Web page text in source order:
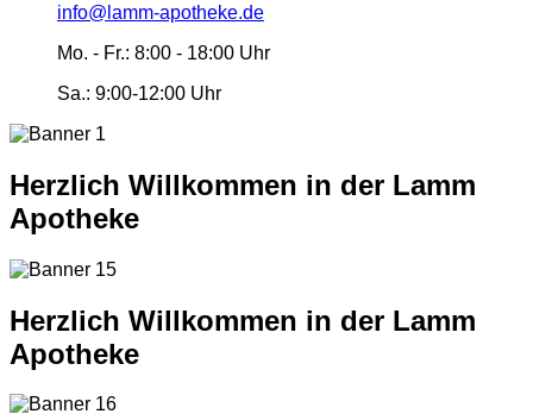
info@lamm-apotheke.de
Mo. - Fr.: 8:00 - 18:00 Uhr
Sa.: 9:00-12:00 Uhr
Herzlich Willkommen in der Lamm
Apotheke
Herzlich Willkommen in der Lamm
Apotheke